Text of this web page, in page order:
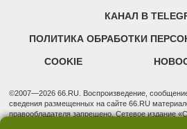
КАНАЛ В
ПОЛИТИКА ОБРАБОТКИ
COOKIE
©2007—2026 66.RU. Воспроизведение,
сведения размещенных на сайте 66.RU
правообладателя запрещено. Сетевое издание